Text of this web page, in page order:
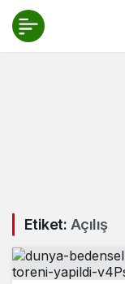
Etiket: Açılış